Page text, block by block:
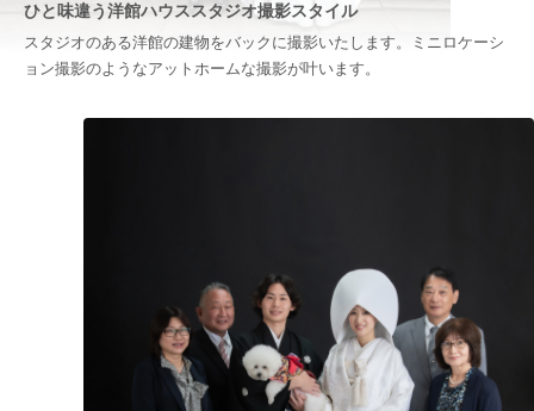
ひと味違う洋館ハウススタジオ撮影スタイル
スタジオのある洋館の建物をバックに撮影いたします。ミニロケーシ
ョン撮影のようなアットホームな撮影が叶います。